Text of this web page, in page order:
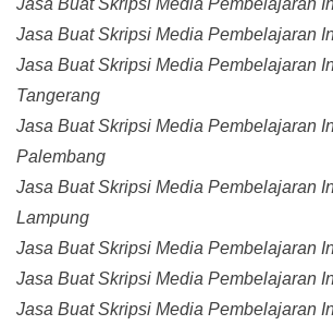
Jasa Buat Skripsi Media Pembelajaran
Jasa Buat Skripsi Media Pembelajaran
Jasa Buat Skripsi Media Pembelajaran
Tangerang
Jasa Buat Skripsi Media Pembelajaran
Palembang
Jasa Buat Skripsi Media Pembelajaran
Lampung
Jasa Buat Skripsi Media Pembelajaran
Jasa Buat Skripsi Media Pembelajaran
Jasa Buat Skripsi Media Pembelajaran